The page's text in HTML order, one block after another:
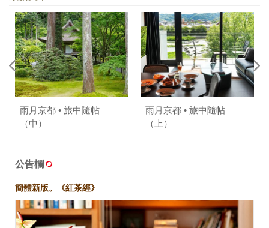
雨月京都 • 旅中隨帖
（中）
雨月京都 • 旅中隨帖
（上）
公告欄
簡體新版。《紅茶經》